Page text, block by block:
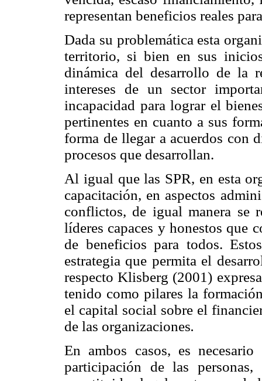
representan beneficios reales
Dada su problemática esta
territorio, si bien en sus
dinámica del desarrollo de la
intereses de un sector
incapacidad para lograr el
pertinentes en cuanto a sus
forma de llegar a acuerdos con
procesos que desarrollan.
Al igual que las SPR, en esta
capacitación, en aspectos
conflictos, de igual manera se
líderes capaces y honestos que
de beneficios para todos.
estrategia que permita el
respecto Klisberg (2001)
tenido como pilares la
el capital social sobre el
de las organizaciones.
En ambos casos, es
participación de las personas,